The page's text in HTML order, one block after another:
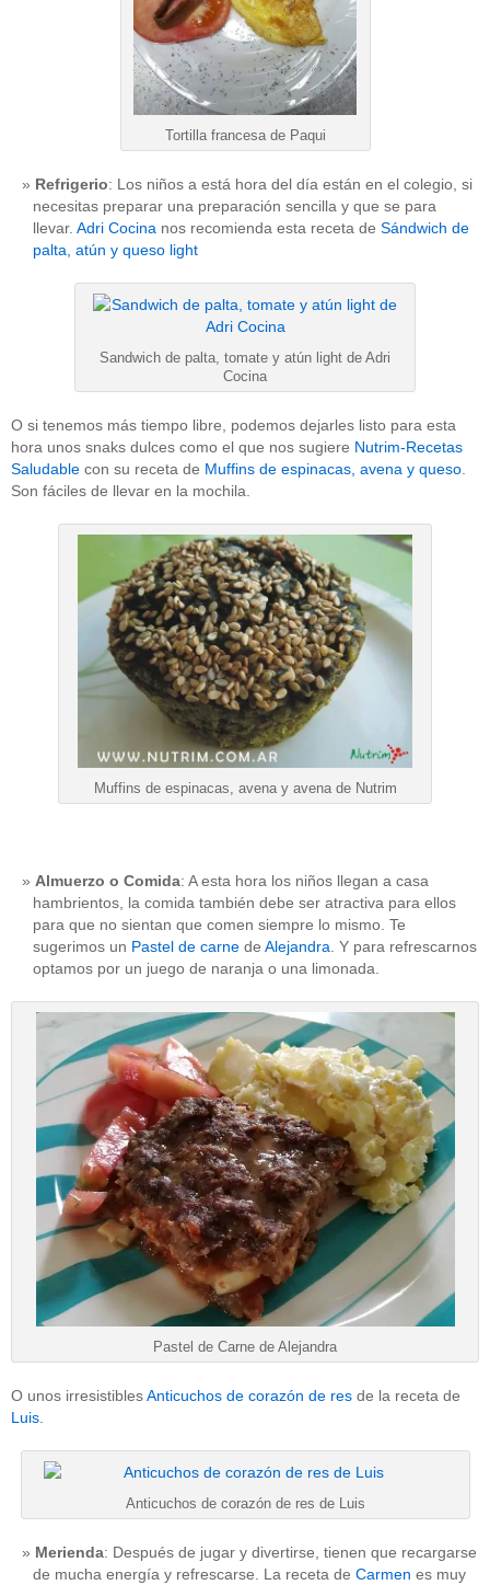
Tortilla francesa de Paqui
Refrigerio: Los niños a está hora del día están en el colegio, si
necesitas preparar una preparación sencilla y que se para
llevar. Adri Cocina nos recomienda esta receta de Sándwich de
palta, atún y queso light
Sandwich de palta, tomate y atún light de Adri
Cocina
O si tenemos más tiempo libre, podemos dejarles listo para esta
hora unos snaks dulces como el que nos sugiere Nutrim-Recetas
Saludable con su receta de Muffins de espinacas, avena y queso.
Son fáciles de llevar en la mochila.
Muffins de espinacas, avena y avena de Nutrim
Almuerzo o Comida: A esta hora los niños llegan a casa
hambrientos, la comida también debe ser atractiva para ellos
para que no sientan que comen siempre lo mismo. Te
sugerimos un Pastel de carne de Alejandra . Y para refrescarnos
optamos por un juego de naranja o una limonada.
Pastel de Carne de Alejandra
O unos irresistiblesAnticuchos de corazón de res de la receta de
Luis.
Anticuchos de corazón de res de Luis
Merienda: Después de jugar y divertirse, tienen que recargarse
de mucha energía y refrescarse. La receta de Carmen es muy